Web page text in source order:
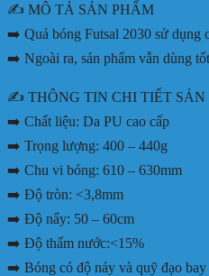
✍️ MÔ TẢ SẢN PHẨM
➡️ Quả bóng Futsal 2030 sử dụng
➡️ Ngoài ra, sản phẩm vẫn dùng
✍️ THÔNG TIN CHI TIẾT SẢN
➡️ Chất liệu: Da PU cao cấp
➡️ Trọng lượng: 400 – 440g
➡️ Chu vi bóng: 610 – 630mm
➡️ Độ tròn: <3,8mm
➡️ Độ nẩy: 50 – 60cm
➡️ Độ thấm nước:<15%
➡️ Bóng có độ nảy và quỹ đạo bay